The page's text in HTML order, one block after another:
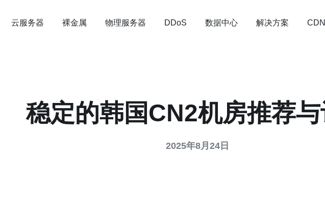
云服务器 裸金属 物理服务器 DDoS 数据中心 解决方案 CDN
稳定的韩国CN2机房推荐与
2025年8月24日